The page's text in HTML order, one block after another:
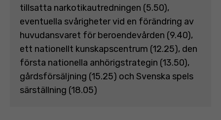
tillsatta narkotikautredningen (5.50),
eventuella svårigheter vid en förändring av
huvudansvaret för beroendevården (9.40),
ett nationellt kunskapscentrum (12.25), den
första nationella anhörigstrategin (13.50),
gårdsförsäljning (15.25) och Svenska spels
särställning (18.05)